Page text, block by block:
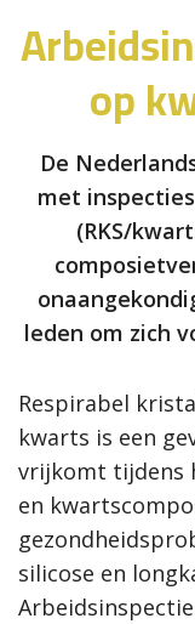
op
De
met
(RKS/
leden om zich
Respirabel
kwarts is een
vrijkomt tijdens
en
silicose en